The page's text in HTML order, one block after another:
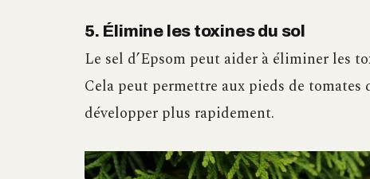
5. Élimine les toxines du sol
Le sel d’Epsom peut aider à éliminer les
Cela peut permettre aux pieds de
développer plus rapidement.